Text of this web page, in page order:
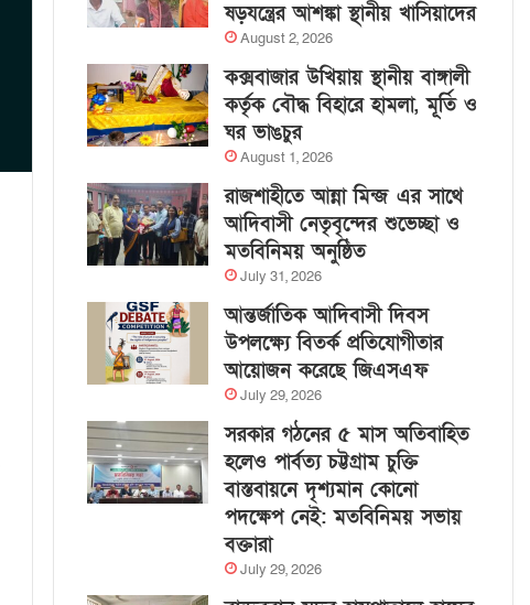
ষড়যন্ত্রের আশঙ্কা স্থানীয় খাসিয়াদের
August 2, 2026
কক্সবাজার উখিয়ায় স্থানীয় বাঙ্গালী
কর্তৃক বৌদ্ধ বিহারে হামলা, মূর্তি ও
ঘর ভাঙচুর
August 1, 2026
রাজশাহীতে আন্না মিন্জ এর সাথে
আদিবাসী নেতৃবৃন্দের শুভেচ্ছা ও
মতবিনিময় অনুষ্ঠিত
July 31, 2026
আন্তর্জাতিক আদিবাসী দিবস
উপলক্ষ্যে বিতর্ক প্রতিযোগীতার
আয়োজন করেছে জিএসএফ
July 29, 2026
সরকার গঠনের ৫ মাস অতিবাহিত
হলেও পার্বত্য চট্টগ্রাম চুক্তি
বাস্তবায়নে দৃশ্যমান কোনো
পদক্ষেপ নেই: মতবিনিময় সভায়
বক্তারা
July 29, 2026